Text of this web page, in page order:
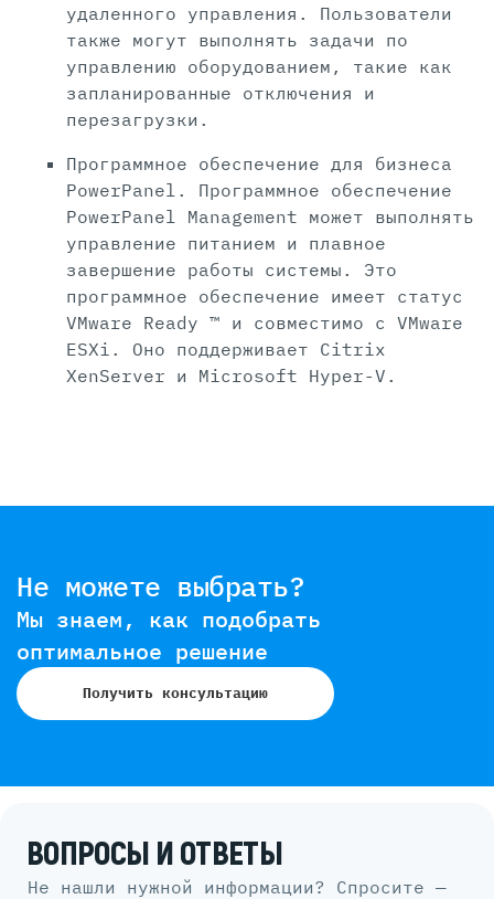
удаленного управления. Пользователи
также могут выполнять задачи по
управлению оборудованием, такие как
запланированные отключения и
перезагрузки.
Программное обеспечение для бизнеса
PowerPanel. Программное обеспечение
PowerPanel Management может выполнять
управление питанием и плавное
завершение работы системы. Это
программное обеспечение имеет статус
VMware Ready ™ и совместимо с VMware
ESXi. Оно поддерживает Citrix
XenServer и Microsoft Hyper-V.
Не можете выбрать?
Мы знаем, как подобрать
оптимальное решение
Получить консультацию
ВОПРОСЫ И ОТВЕТЫ
Не нашли нужной информации? Спросите —